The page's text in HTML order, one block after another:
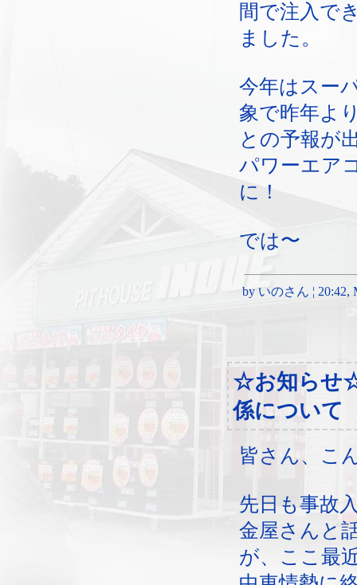
間で注入で
ました。
今年はスー
象で昨年よ
との予報が
パワーエア
に！
では〜
by いのさん ¦ 20:42,
☆お知らせ
係について
皆さん、こ
先日も事故
金屋さんと
が、ここ最